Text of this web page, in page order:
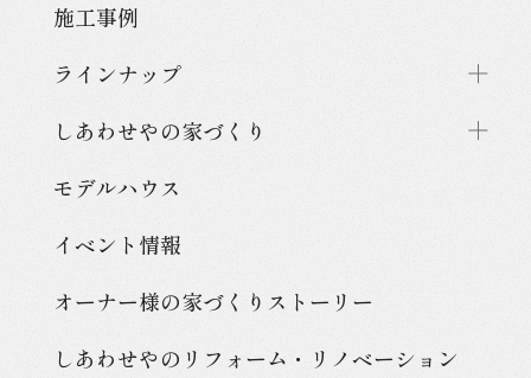
施工事例
ラインナップ
しあわせやの家づくり
モデルハウス
イベント情報
オーナー様の家づくり ストーリー
しあわせやのリフォーム・ リノベーション